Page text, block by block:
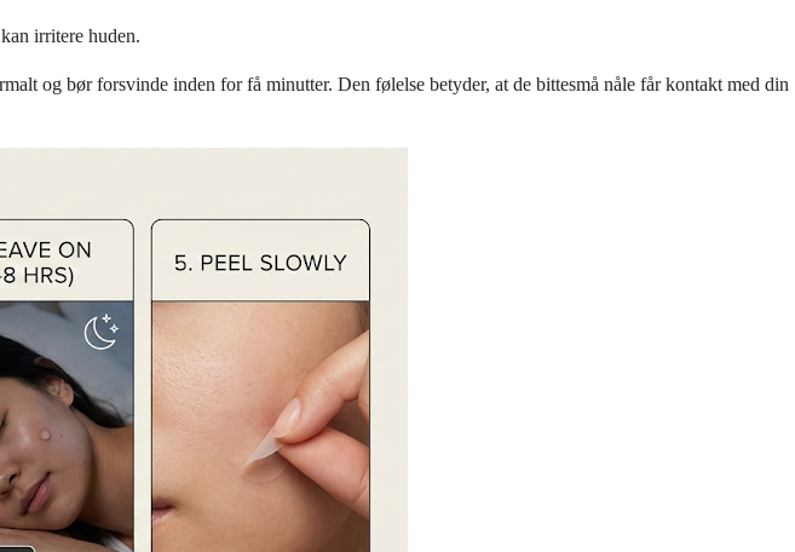
irritere huden.
og bør forsvinde inden for få minutter. Den følelse betyder, at de bittesmå nåle får kontakt med din